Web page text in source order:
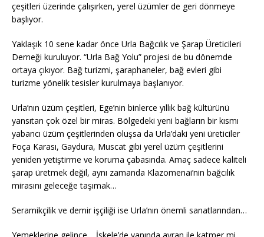
çeşitleri üzerinde çalışırken, yerel üzümler de geri dönmeye
başlıyor.
Yaklaşık 10 sene kadar önce Urla Bağcılık ve Şarap Üreticileri
Derneği kuruluyor. “Urla Bağ Yolu” projesi de bu dönemde
ortaya çıkıyor. Bağ turizmi, şaraphaneler, bağ evleri gibi
turizme yönelik tesisler kurulmaya başlanıyor.
Urla’nın üzüm çeşitleri, Ege’nin binlerce yıllık bağ kültürünü
yansıtan çok özel bir miras. Bölgedeki yeni bağların bir kısmı
yabancı üzüm çeşitlerinden oluşsa da Urla’daki yeni üreticiler
Foça Karası, Gaydura, Muscat gibi yerel üzüm çeşitlerini
yeniden yetiştirme ve koruma çabasında. Amaç sadece kaliteli
şarap üretmek değil, aynı zamanda Klazomenai’nin bağcılık
mirasını geleceğe taşımak…
Seramikçilik ve demir işçiliği ise Urla’nın önemli sanatlarından…